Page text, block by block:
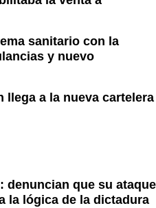
sanitario con la
y nuevo
llega a la nueva cartelera
denuncian que su ataque
la lógica de la dictadura